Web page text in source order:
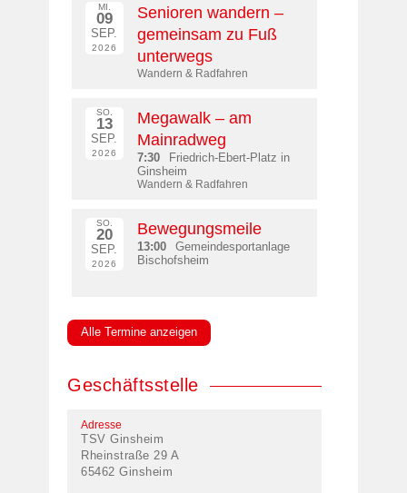
MI.
09
SEP.
2026
Senioren wandern –
gemeinsam zu Fuß
unterwegs
Wandern & Radfahren
SO.
13
SEP.
2026
Megawalk – am
Mainradweg
7:30
Friedrich-Ebert-Platz in
Ginsheim
Wandern & Radfahren
SO.
20
SEP.
2026
Bewegungsmeile
13:00
Gemeindesportanlage
Bischofsheim
Alle Termine anzeigen
Geschäftsstelle
Adresse
TSV Ginsheim
Rheinstraße 29 A
65462 Ginsheim